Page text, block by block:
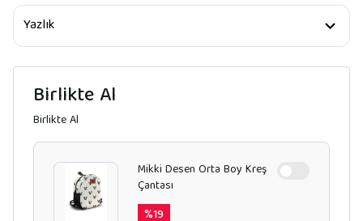
Birlikte Al
Birlikte Al
Mikki Desen Orta Boy Kreş
Çantası
%19